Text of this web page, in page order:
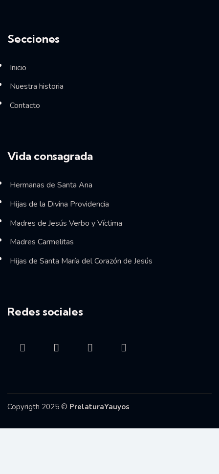
Secciones
Inicio
Nuestra historia
Contacto
Vida consagrada
Hermanas de Santa Ana
Hijas de la Divina Providencia
Madres de Jesús Verbo y Víctima
Madres Carmelitas
Hijas de Santa María del Corazón de Jesús
Redes sociales
Copyrigth 2025 © PrelaturaYauyos